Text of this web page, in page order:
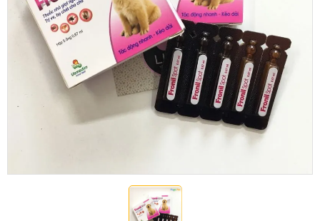
GIỚI THIỆU
DỊCH VỤ